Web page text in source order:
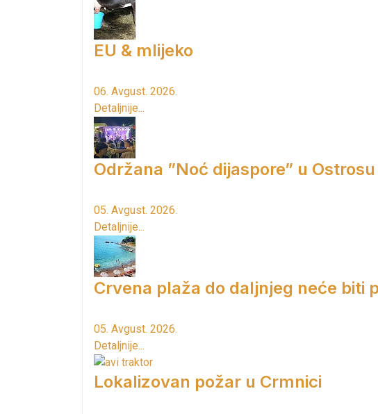
EU & mlijeko
06. Avgust. 2026.
Detaljnije...
Održana ”Noć dijaspore” u Ostrosu
05. Avgust. 2026.
Detaljnije...
Crvena plaža do daljnjeg neće biti
05. Avgust. 2026.
Detaljnije...
Lokalizovan požar u Crmnici